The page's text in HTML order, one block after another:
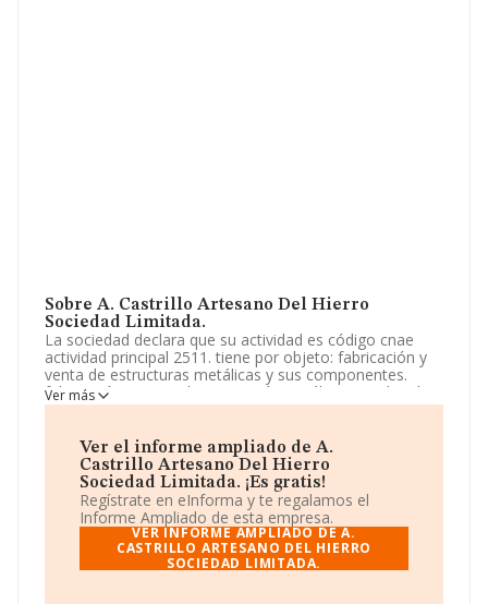
Sobre A. Castrillo Artesano Del Hierro
Sociedad Limitada.
La sociedad declara que su actividad es código cnae
actividad principal 2511. tiene por objeto: fabricación y
venta de estructuras metálicas y sus componentes.
fabricación y venta de carpintería metálica. arreglos de
maquinaria agrícola de todo tipo. La empresa aparece
Limitada. Su actividad CNAE es '%cnae%' con código
2513. La sociedad no tiene actividad en mercados
exteriores.
La empresaA. Castrillo Artesano del Hierro
Sociedad Limitada, NIF B24684714, tiene domicilio
fiscal en Carretera Madrid-coruña Km 292, (24791),
Roperuelos Del Paramo, provincia de León, Castilla-
Ver más
Ver el informe ampliado de A.
Castrillo Artesano Del Hierro
Sociedad Limitada. ¡Es gratis!
Regístrate en eInforma y te regalamos el
Informe Ampliado de esta empresa.
VER INFORME AMPLIADO DE A.
CASTRILLO ARTESANO DEL HIERRO
SOCIEDAD LIMITADA.